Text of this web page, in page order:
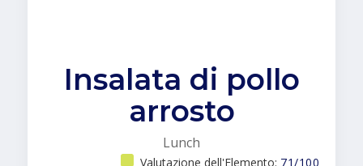
Insalata di pollo
arrosto
Lunch
Valutazione dell'Elemento: 71/100